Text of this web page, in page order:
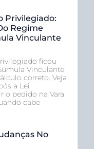
Privilegiado:
Regime
Vinculante
ficou
Vinculante
correto. Veja
a Lei
o pedido na Vara
cabe
No